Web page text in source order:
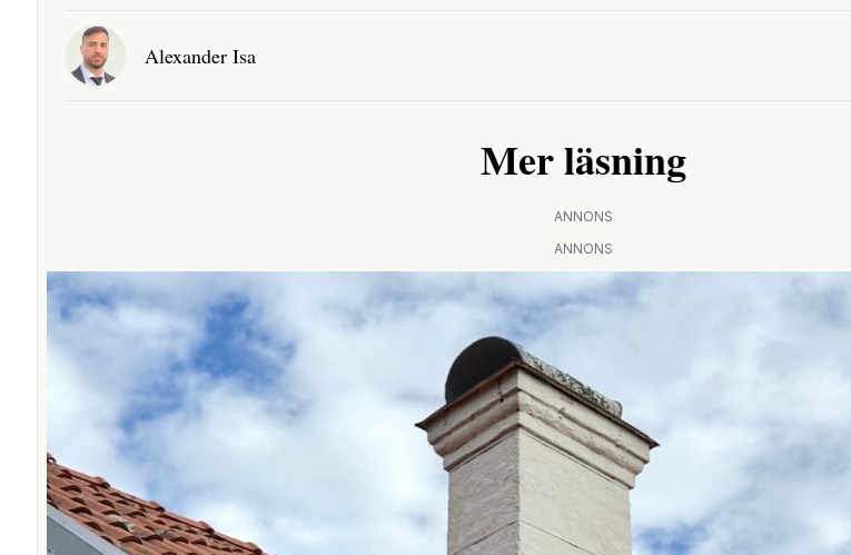
Alexander Isa
Mer läsning
ANNONS
ANNONS